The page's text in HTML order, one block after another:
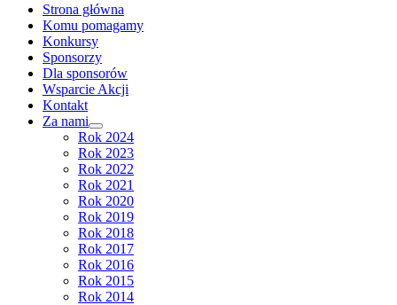
Strona główna
Komu pomagamy
Konkursy
Sponsorzy
Dla sponsorów
Wsparcie Akcji
Kontakt
Za nami
Rok 2024
Rok 2023
Rok 2022
Rok 2021
Rok 2020
Rok 2019
Rok 2018
Rok 2017
Rok 2016
Rok 2015
Rok 2014